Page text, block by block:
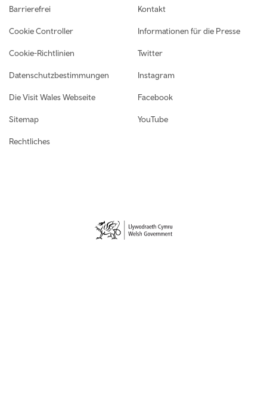
Footer navigation
Barrierefrei
Cookie Controller
Cookie-Richtlinien
Datenschutzbestimmungen
Die Visit Wales Webseite
Sitemap
Rechtliches
Kontakt
Informationen für die Presse
Twitter
Instagram
Facebook
YouTube